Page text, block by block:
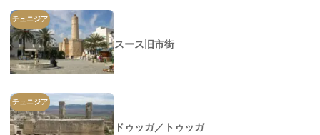
チュニジア
スース旧市街
チュニジア
ドゥッガ／トゥッガ